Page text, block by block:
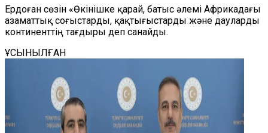
Ердоған сөзін «Өкінішке қарай, батыс әлемі Африкадағы
азаматтық соғыстарды, қақтығыстарды және дауларды
континенттің тағдыры деп санайды.
ҰСЫНЫЛҒАН